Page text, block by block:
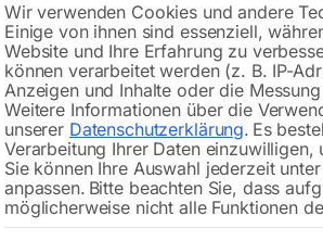
🔍
Für den
Wir verwenden Cookies und andere
Einige von ihnen sind essenziell,
Website und Ihre Erfahrung zu
können verarbeitet werden (z. B. IP-
Anzeigen und Inhalte oder die
Weitere Informationen über die
unserer Datenschutzerklärung. Es
Verarbeitung Ihrer Daten
Sie können Ihre Auswahl jederzeit unter
anpassen. Bitte beachten Sie, dass
möglicherweise nicht alle Funktionen